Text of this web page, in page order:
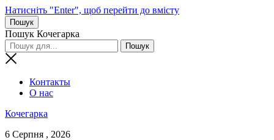
Натисніть "Enter", щоб перейти до вмісту
Пошук
Пошук Кочегарка
Контакты
О нас
Кочегарка
6 Серпня , 2026